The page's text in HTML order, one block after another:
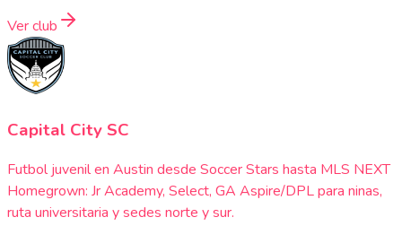
Ver club
Capital City SC
Futbol juvenil en Austin desde Soccer Stars hasta MLS NEXT
Homegrown: Jr Academy, Select, GA Aspire/DPL para ninas,
ruta universitaria y sedes norte y sur.